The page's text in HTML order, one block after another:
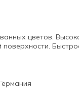
цветов.
поверхности.